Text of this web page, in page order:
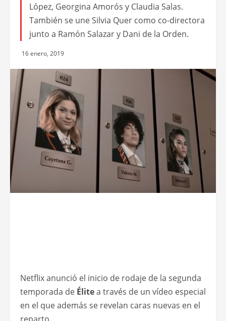
López, Georgina Amorós y Claudia Salas.
También se une Silvia Quer como co-directora
junto a Ramón Salazar y Dani de la Orden.
16 enero, 2019
Netflix anunció el inicio de rodaje de la segunda
temporada de Élitea través de un vídeo especial
en el que además se revelan caras nuevas en el